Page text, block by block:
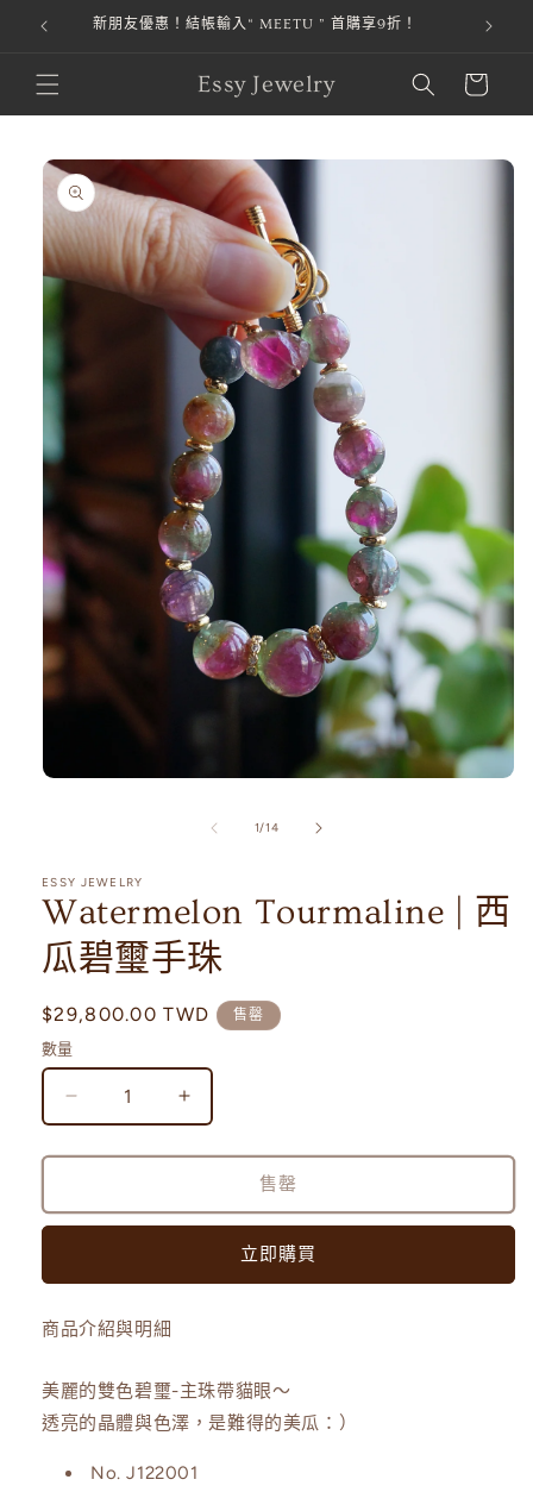
跳至內容新朋友優惠！結帳輸入“ MEETU ” 首購享9折！
Essy Jewelry
物
車
略過產品
資訊
窗
中
開
啟
多
體
檔
案
1//14
ESSY JEWELRY
Watermelon Tourmaline | 西
瓜碧璽手珠
定
價
$29,800.00 TWD 售罄
數量
Watermelon
Tourmaline
|
瓜
璽
珠
量
減
少
Watermelon
Tourmaline
|
瓜
璽
量
增
加
售罄
立即購買
商品介紹與明細
美麗的雙色碧璽-主珠帶貓眼～
透亮的晶體與色澤， 是難得的美瓜：）
No. J122001